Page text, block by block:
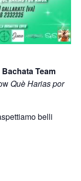
Team
Què Harias por
belli